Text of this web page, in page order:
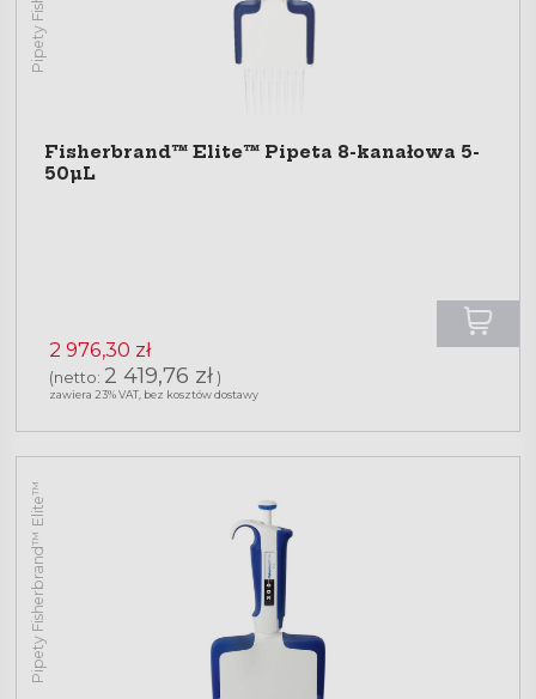
Fisherbrand™ Elite™ Pipeta 8-kanałowa 5-
50µL
2 976,30 zł
(netto: 2 419,76 zł)
zawiera 23% VAT, bez kosztów dostawy
Pipety Fisherbrand™ Elite™